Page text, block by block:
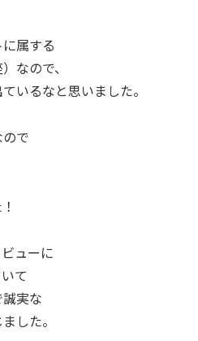
属する
なので、
いるなと思いました。
で
ューに
て
実な
した。